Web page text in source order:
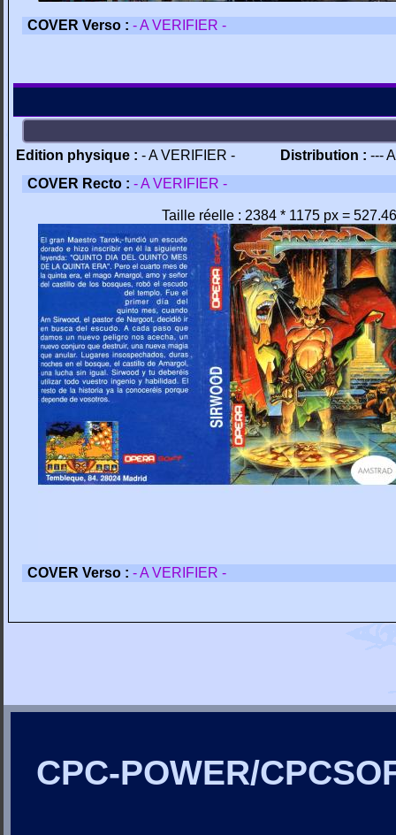
COVER Verso : - A VERIFIER -
Edition physique : - A VERIFIER - Distribution : ---
COVER Recto : - A VERIFIER -
Taille réelle : 2384 * 1175 px =
COVER Verso : - A VERIFIER -
CPC-POWER/